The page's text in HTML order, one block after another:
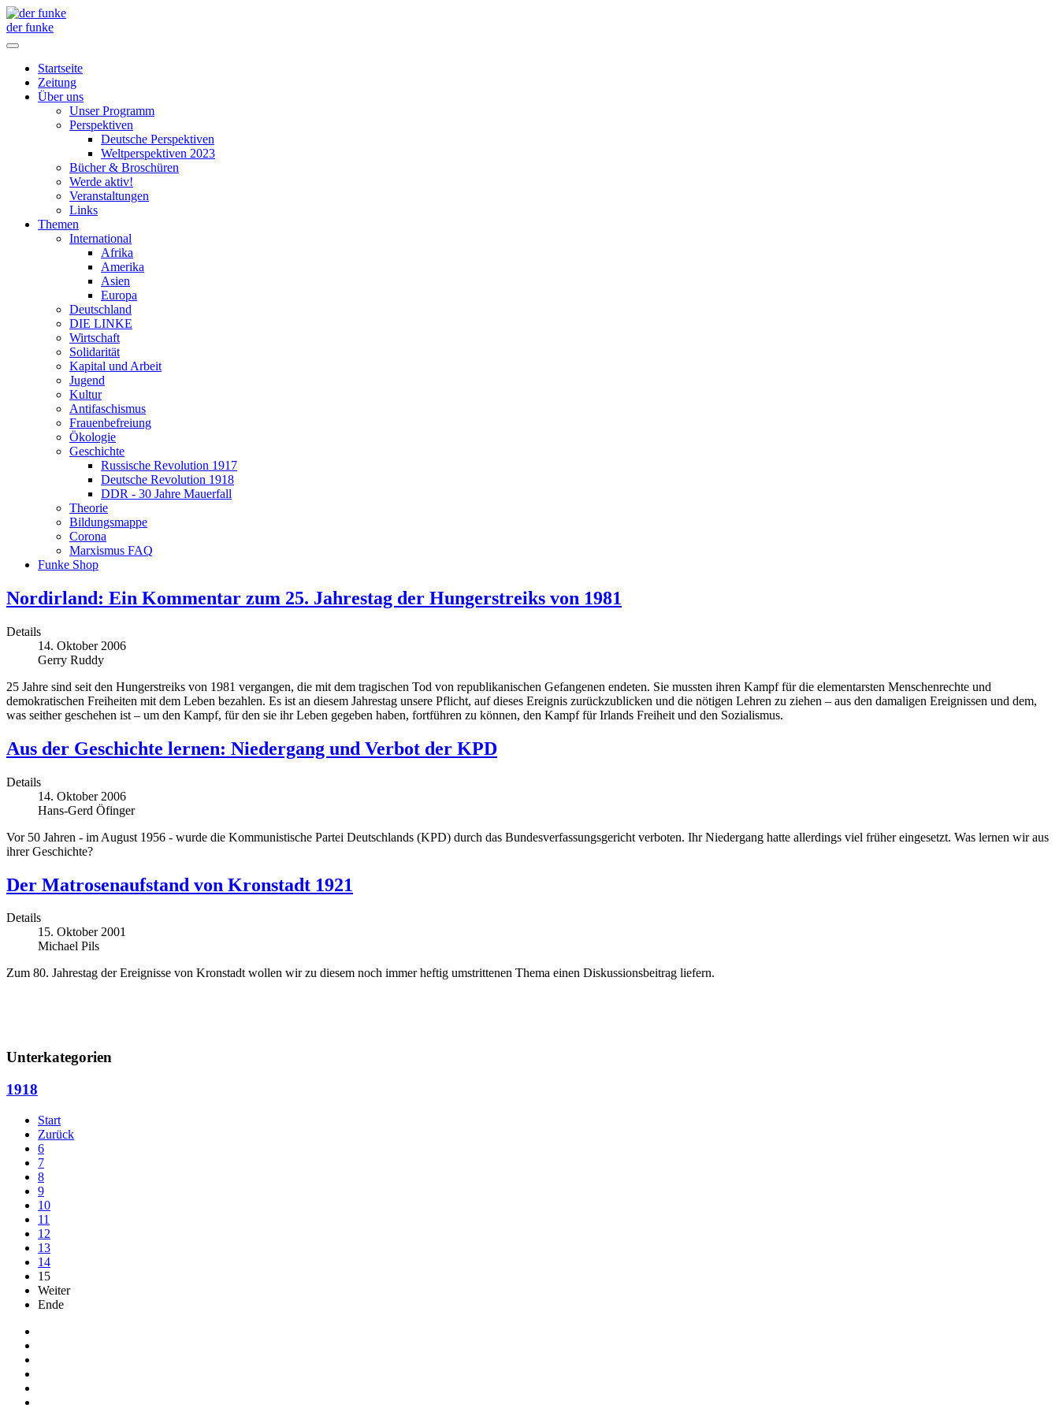
der funke
Startseite
Zeitung
Über uns
Unser Programm
Perspektiven
Deutsche Perspektiven
Weltperspektiven 2023
Bücher & Broschüren
Werde aktiv!
Veranstaltungen
Links
Themen
International
Afrika
Amerika
Asien
Europa
Deutschland
DIE LINKE
Wirtschaft
Solidarität
Kapital und Arbeit
Jugend
Kultur
Antifaschismus
Frauenbefreiung
Ökologie
Geschichte
Russische Revolution 1917
Deutsche Revolution 1918
DDR - 30 Jahre Mauerfall
Theorie
Bildungsmappe
Corona
Marxismus FAQ
Funke Shop
Nordirland: Ein Kommentar zum 25. Jahrestag der Hungerstreiks von 1981
Details
14. Oktober 2006
Gerry Ruddy
25 Jahre sind seit den Hungerstreiks von 1981 vergangen, die mit dem tragischen Tod von republikanischen Gefangenen endeten. Sie mussten ihren Kampf für die elementarsten Menschenrechte und
demokratischen Freiheiten mit dem Leben bezahlen. Es ist an diesem Jahrestag unsere Pflicht, auf dieses Ereignis zurückzublicken und die nötigen Lehren zu ziehen – aus den damaligen Ereignissen und dem,
was seither geschehen ist – um den Kampf, für den sie ihr Leben gegeben haben, fortführen zu können, den Kampf für Irlands Freiheit und den Sozialismus.
Aus der Geschichte lernen: Niedergang und Verbot der KPD
Details
14. Oktober 2006
Hans-Gerd Öfinger
Vor 50 Jahren - im August 1956 - wurde die Kommunistische Partei Deutschlands (KPD) durch das Bundesverfassungsgericht verboten. Ihr Niedergang hatte allerdings viel früher eingesetzt. Was lernen wir aus
ihrer Geschichte?
Der Matrosenaufstand von Kronstadt 1921
Details
15. Oktober 2001
Michael Pils
Zum 80. Jahrestag der Ereignisse von Kronstadt wollen wir zu diesem noch immer heftig umstrittenen Thema einen Diskussionsbeitrag liefern.
Unterkategorien
1918
Start
Zurück
6
7
8
9
10
11
12
13
14
15
Weiter
Ende